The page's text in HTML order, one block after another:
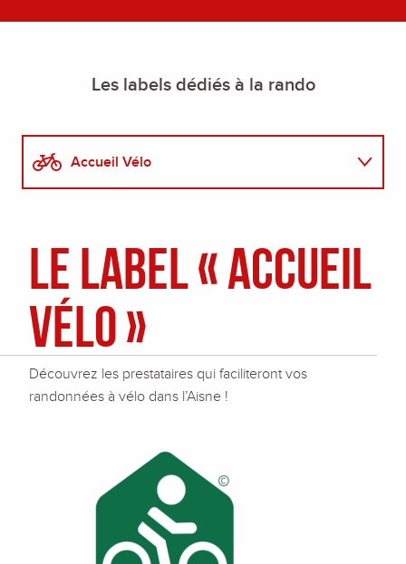
Les labels dédiés à la rando
Accueil Vélo
Le label « Accueil
Vélo »
Découvrez les prestataires qui faciliteront vos
randonnées à vélo dans l’Aisne !